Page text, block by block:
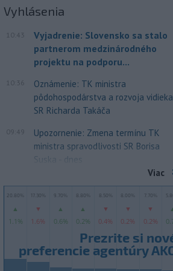
Vyhlásenia
10:43
Vyjadrenie: Slovensko sa stalo
partnerom medzinárodného
projektu na podporu...
10:36
Oznámenie: TK ministra
pôdohospodárstva a rozvoja vidieka
SR Richarda Takáča
09:49
Upozornenie: Zmena termínu TK
ministra spravodlivosti SR Borisa
Suska - dnes
Viac